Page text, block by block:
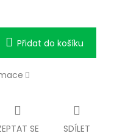
Přidat do košíku
SE SDÍLET